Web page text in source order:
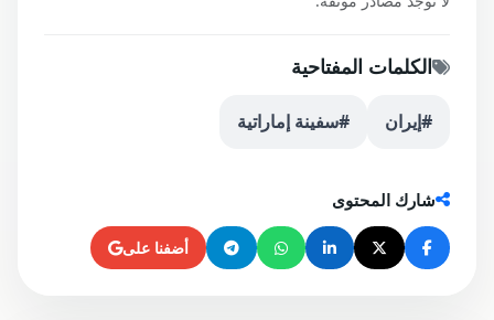
الكلمات المفتاحية
#إيران #سفينة إماراتية
شارك المحتوى
أضفنا على